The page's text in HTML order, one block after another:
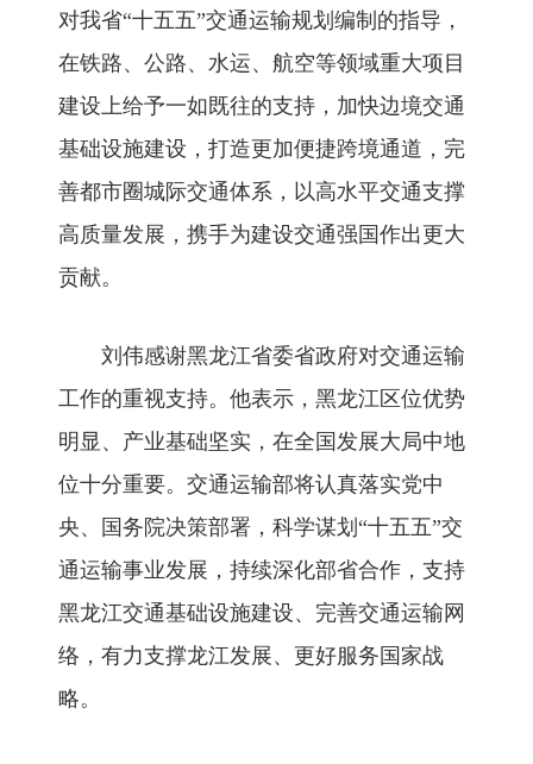
对我省“十五五”交通运输规划编制的指导，
在铁路、公路、水运、航空等领域重大项目
建设上给予一如既往的支持，加快边境交通
基础设施建设，打造更加便捷跨境通道，完
善都市圈城际交通体系，以高水平交通支撑
高质量发展，携手为建设交通强国作出更大
贡献。
刘伟感谢黑龙江省委省政府对交通运输
工作的重视支持。他表示，黑龙江区位优势
明显、产业基础坚实，在全国发展大局中地
位十分重要。交通运输部将认真落实党中
央、国务院决策部署，科学谋划“十五五”交
通运输事业发展，持续深化部省合作，支持
黑龙江交通基础设施建设、完善交通运输网
络，有力支撑龙江发展、更好服务国家战
略。